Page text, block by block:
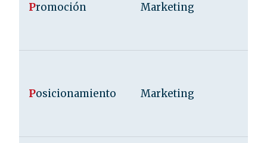
Promoción Marketing
Posicionamiento Marketing